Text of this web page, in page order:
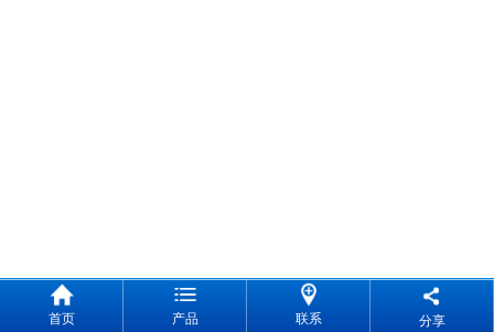
首页 产品 联系 分享